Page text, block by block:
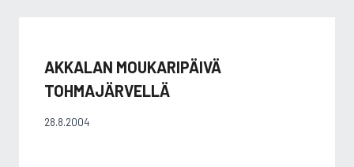
AKKALAN MOUKARIPÄIVÄ
TOHMAJÄRVELLÄ
28.8.2004